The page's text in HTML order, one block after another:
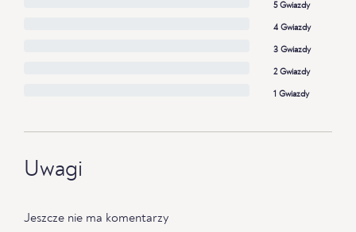
5 Gwiazdy
4 Gwiazdy
3 Gwiazdy
2 Gwiazdy
1 Gwiazdy
Uwagi
Jeszcze nie ma komentarzy